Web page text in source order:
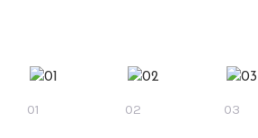
01 02 03